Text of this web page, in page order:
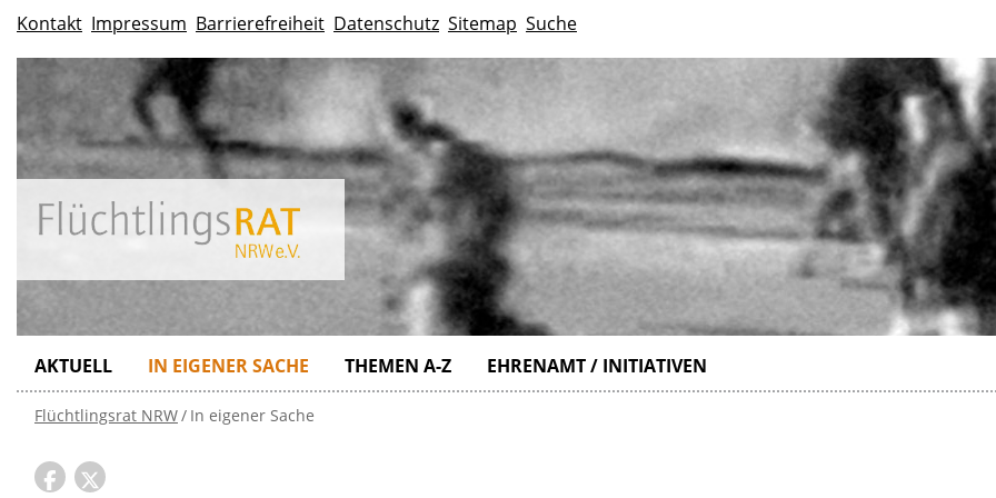
Kontakt Impressum Barrierefreiheit Datenschutz Sitemap Suche
AKTUELL IN EIGENER SACHE THEMEN A-Z EHRENAMT / INITIATIVEN
Flüchtlingsrat NRW In eigener Sache